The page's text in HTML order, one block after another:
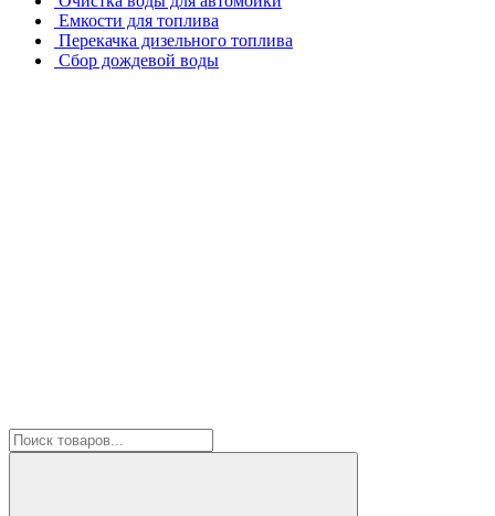
Емкости для топлива
Перекачка дизельного топлива
Сбор дождевой воды